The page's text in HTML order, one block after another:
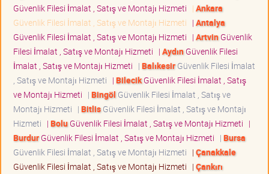
Güvenlik Filesi İmalat , Satış ve Montajı Hizmeti | Ankara
Güvenlik Filesi İmalat , Satış ve Montajı Hizmeti | Antalya
Güvenlik Filesi İmalat , Satış ve Montajı Hizmeti | ArtvinGüvenlik
Filesi İmalat , Satış ve Montajı Hizmeti | AydınGüvenlik Filesi
İmalat , Satış ve Montajı Hizmeti | BalıkesirGüvenlik Filesi İmalat
, Satış ve Montajı Hizmeti | BilecikGüvenlik Filesi İmalat , Satış
ve Montajı Hizmeti | Bingöl Güvenlik Filesi İmalat , Satış ve
Montajı Hizmeti | BitlisGüvenlik Filesi İmalat , Satış ve Montajı
Hizmeti | BoluGüvenlik Filesi İmalat , Satış ve Montajı Hizmeti |
BurdurGüvenlik Filesi İmalat , Satış ve Montajı Hizmeti | Bursa
Güvenlik Filesi İmalat , Satış ve Montajı Hizmeti | Çanakkale
Güvenlik Filesi İmalat , Satış ve Montajı Hizmeti | Çankırı